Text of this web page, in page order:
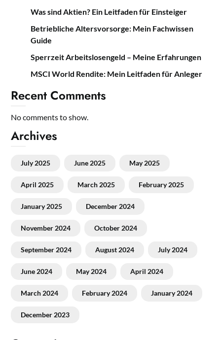
Was sind Aktien? Ein Leitfaden für Einsteiger
Betriebliche Altersvorsorge: Mein Fachwissen
Guide
Sperrzeit Arbeitslosengeld – Meine Erfahrungen
MSCI World Rendite: Mein Leitfaden für Anleger
Recent Comments
No comments to show.
Archives
July 2025 June 2025 May 2025
April 2025 March 2025 February 2025
January 2025 December 2024
November 2024 October 2024
September 2024 August 2024 July 2024
June 2024 May 2024 April 2024
March 2024 February 2024 January 2024
December 2023